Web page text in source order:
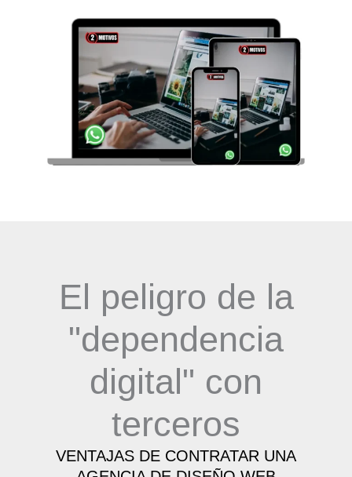
El peligro de la
"dependencia
digital" con
terceros
VENTAJAS DE CONTRATAR UNA